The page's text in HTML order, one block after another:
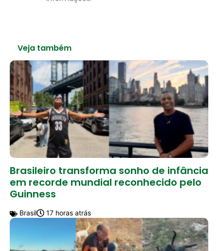
Veja também
Brasileiro transforma sonho de infância
em recorde mundial reconhecido pelo
Guinness
Brasil 17 horas atrás